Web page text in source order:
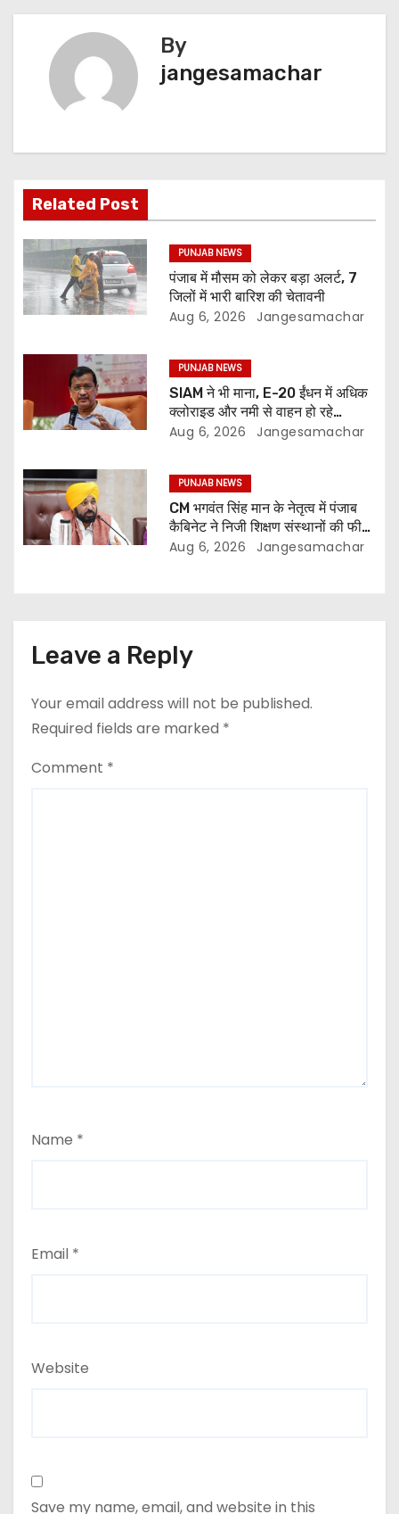
By
jangesamachar
Related Post
PUNJAB NEWS
पंजाब में मौसम को लेकर बड़ा अलर्ट, 7
जिलों में भारी बारिश की चेतावनी
Aug 6, 2026 Jangesamachar
PUNJAB NEWS
SIAM ने भी माना, E-20 ईंधन में अधिक
क्लोराइड और नमी से वाहन हो रहे
प्रभावित: अरविंद केजरीवाल
Aug 6, 2026 Jangesamachar
PUNJAB NEWS
CM भगवंत सिंह मान के नेतृत्व में पंजाब
कैबिनेट ने निजी शिक्षण संस्थानों की फीस
नियमन (संशोधन) विधेयक-2026 को
Aug 6, 2026 Jangesamachar
Leave a Reply
Your email address will not be published.
Required fields are marked *
Comment *
Name *
Email *
Website
Save my name, email, and website in this